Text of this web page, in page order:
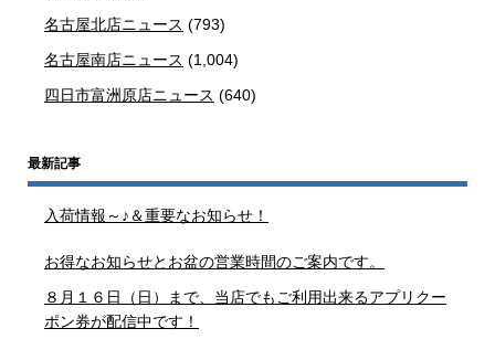
名古屋北店ニュース (793)
名古屋南店ニュース (1,004)
四日市富洲原店ニュース (640)
最新記事
入荷情報～♪＆重要なお知らせ！
お得なお知らせとお盆の営業時間のご案内です。
８月１６日（日）まで、当店でもご利用出来るアプリクー
ポン券が配信中です！